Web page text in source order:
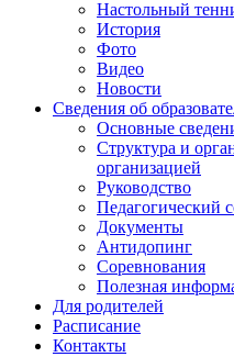
Настольный
История
Фото
Видео
Новости
Сведения об
Основные
Структура и
организацией
Руководство
Педагогический
Документы
Антидопинг
Соревнования
Полезная
Для родителей
Расписание
Контакты